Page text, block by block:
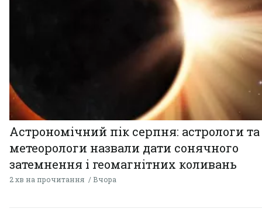
Астрономічний пік серпня: астрологи та
метеорологи назвали дати сонячного
затемнення і геомагнітних коливань
2 хв на прочитання Вчора